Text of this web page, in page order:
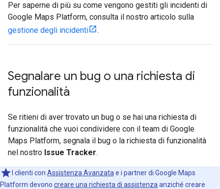
Per saperne di più su come vengono gestiti gli incidenti di
Google Maps Platform, consulta il nostro articolo sulla
gestione degli incidenti
.
Segnalare un bug o una richiesta di
funzionalità
Se ritieni di aver trovato un bug o se hai una richiesta di
funzionalità che vuoi condividere con il team di Google
Maps Platform, segnala il bug o la richiesta di funzionalità
nel nostro Issue Tracker.
I clienti con Assistenza Avanzata e i partner di Google Maps
Platform devono creare una richiesta di assistenza anziché creare